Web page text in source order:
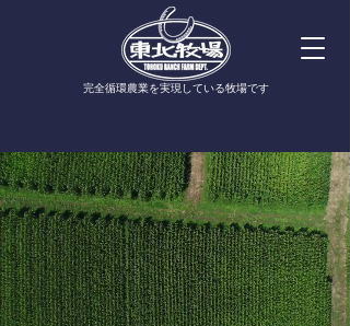
​完全循環農業を実現している牧場です